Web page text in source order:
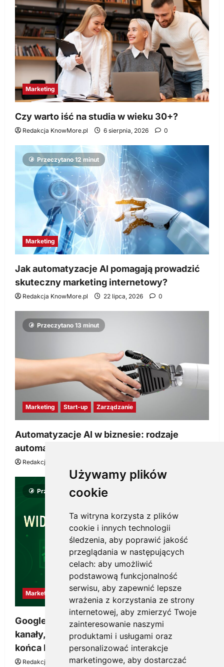
Używamy plików
cookie
Ta witryna korzysta z plików
cookie i innych technologii
śledzenia, aby poprawić jakość
przeglądania w następujących
celach: aby umożliwić
podstawową funkcjonalność
serwisu, aby zapewnić lepsze
wrażenia z korzystania ze strony
internetowej, aby zmierzyć Twoje
zainteresowanie naszymi
produktami i usługami oraz
personalizować interakcje
marketingowe, aby dostarczać
Marketing
Czy warto iść na studia w wieku 30+?
Redakcja KnowMore.pl 6 sierpnia, 2026 0
Przeczytano 12 minut
Marketing
Jak automatyzacje AI pomagają prowadzić
skuteczny marketing internetowy?
Redakcja KnowMore.pl 22 lipca, 2026 0
Przeczytano 13 minut
Marketing Start-up Zarządzanie
Automatyzacje AI w biznesie: rodzaje
automatyzacji i korzyści dla Twojej firmy
Redakcja KnowMore.pl
Przeczytano 8 minut
Marketing
Google Ads, SEO i analityka – jak połączyć
kanały, żeby reklama pracowała dłużej niż do
końca budżetu
Redakcja KnowMore.pl 20 marca, 2026 0